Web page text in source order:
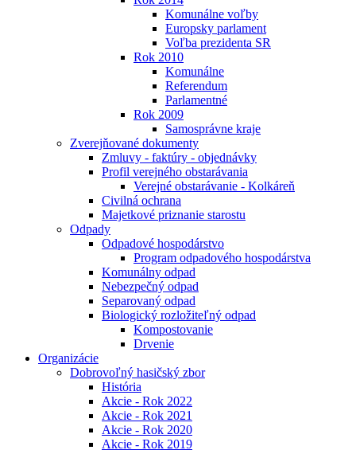
Komunálne voľby
Europsky parlament
Voľba prezidenta SR
Rok 2010
Komunálne
Referendum
Parlamentné
Rok 2009
Samosprávne kraje
Zverejňované dokumenty
Zmluvy - faktúry - objednávky
Profil verejného obstarávania
Verejné obstarávanie - Kolkáreň
Civilná ochrana
Majetkové priznanie starostu
Odpady
Odpadové hospodárstvo
Program odpadového hospodárstva
Komunálny odpad
Nebezpečný odpad
Separovaný odpad
Biologický rozložiteľný odpad
Kompostovanie
Drvenie
Organizácie
Dobrovoľný hasičský zbor
História
Akcie - Rok 2022
Akcie - Rok 2021
Akcie - Rok 2020
Akcie - Rok 2019